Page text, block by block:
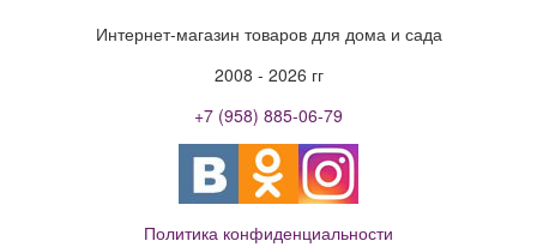
Интернет-магазин товаров для дома и сада
2008 - 2026 гг
+7 (958) 885-06-79
Политика конфиденциальности